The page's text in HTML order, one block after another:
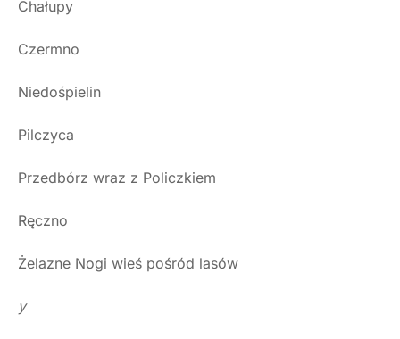
Chałupy
Czermno
Niedośpielin
Pilczyca
Przedbórz wraz z Policzkiem
Ręczno
Żelazne Nogi wieś pośród lasów
y